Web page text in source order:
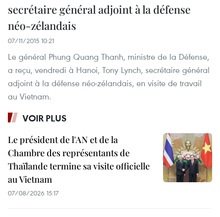
secrétaire général adjoint à la défense
néo-zélandais
07/11/2015 10:21
Le général Phung Quang Thanh, ministre de la Défense,
a reçu, vendredi à Hanoi, Tony Lynch, secrétaire général
adjoint à la défense néo-zélandais, en visite de travail
au Vietnam.
VOIR PLUS
Le président de l'AN et de la
Chambre des représentants de
Thaïlande termine sa visite officielle
au Vietnam
07/08/2026 15:17